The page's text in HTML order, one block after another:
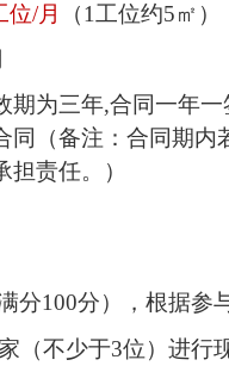
位/月
（1工位约5㎡）
期为三年,合同一年
同（备注：合同期
责任。）
分100分），根据参
（不少于3位）进行